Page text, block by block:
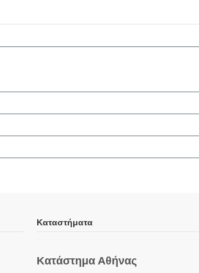
Καταστήματα
Κατάστημα Αθήνας